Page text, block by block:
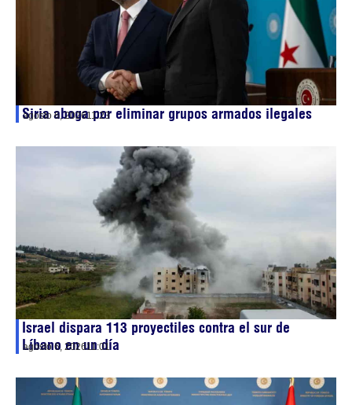
Siria aboga por eliminar grupos armados ilegales
agosto 6, 202611:23
Israel dispara 113 proyectiles contra el sur de
Líbano en un día
agosto 6, 202611:01